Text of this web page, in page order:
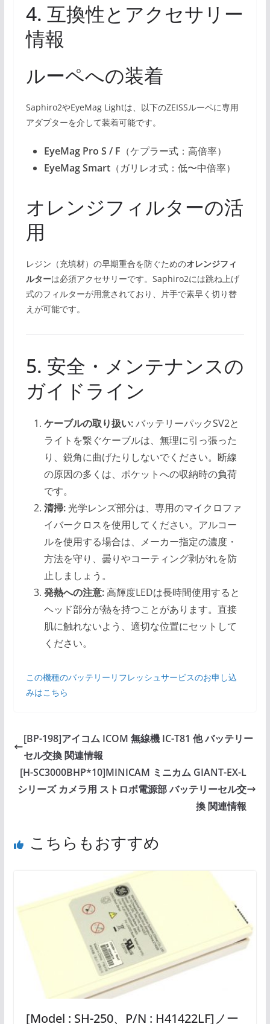
4. 互換性とアクセサリー
情報
ルーペへの装着
Saphiro2やEyeMag Lightは、以下のZEISSルーペに専用
アダプターを介して装着可能です。
EyeMag Pro S / F （ケプラー式：高倍率）
EyeMag Smart（ガリレオ式：低〜中倍率）
オレンジフィルターの活
用
レジン（充填材）の早期重合を防ぐためのオレンジフィ
ルターは必須アクセサリーです。Saphiro2には跳ね上げ
式のフィルターが用意されており、片手で素早く切り替
えが可能です。
5. 安全・メンテナンスの
ガイドライン
ケーブルの取り扱い:バッテリーパックSV2と
ライトを繋ぐケーブルは、無理に引っ張った
り、鋭角に曲げたりしないでください。断線
の原因の多くは、ポケットへの収納時の負荷
です。
清掃:光学レンズ部分は、専用のマイクロファ
イバークロスを使用してください。アルコー
ルを使用する場合は、メーカー指定の濃度・
方法を守り、曇りやコーティング剥がれを防
止しましょう。
発熱への注意:高輝度LEDは長時間使用すると
ヘッド部分が熱を持つことがあります。直接
肌に触れないよう、適切な位置にセットして
ください。
この機種のバッテリーリフレッシュサービスのお申し込
みはこちら
[BP-198]アイコム ICOM 無線機 IC-T81 他 バッテリー
セル交換 関連情報
[H-SC3000BHP*10]MINICAM ミニカム GIANT-EX-L
シリーズ カメラ用 ストロボ電源部 バッテリーセル交
換 関連情報
こちらもおすすめ
[Model : SH-250、P/N : H41422LF]ノー